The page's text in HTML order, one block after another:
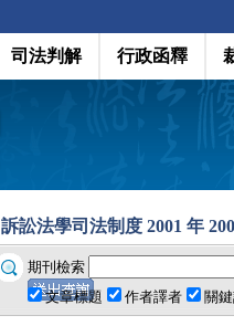
司法判解 行政函釋
訴訟法學司法制度 2001 年
期刊檢索
文章標題
作者譯者 關